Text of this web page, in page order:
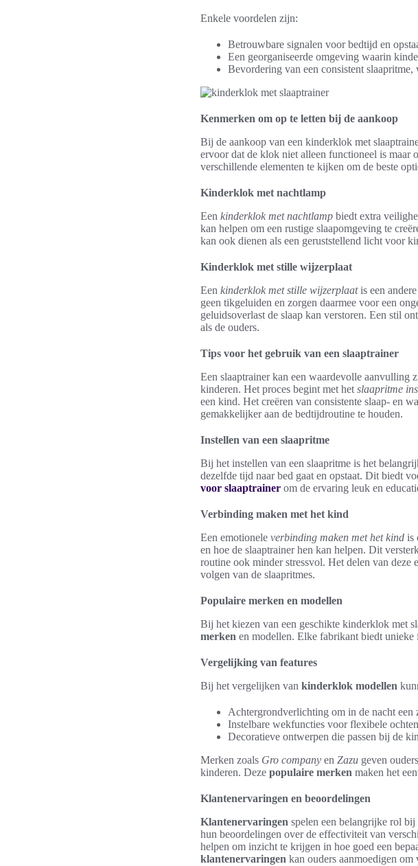
Enkele voordelen zijn:
Betrouwbare signalen voor bedtijd en
Een georganiseerde omgeving waarin
Bevordering van een consistent
Kenmerken om op te letten bij de aankoop
Bij de aankoop van een kinderklok met
ervoor dat de klok niet alleen functioneel is maar
verschillende elementen te kijken om de beste
Kinderklok met nachtlamp
Een kinderklok met nachtlamp biedt extra
kan helpen om een rustige slaapomgeving te
kan ook dienen als een geruststellend licht voor
Kinderklok met stille wijzerplaat
Een kinderklok met stille wijzerplaatis een
geen tikgeluiden en zorgen daarmee voor een
geluidsoverlast de slaap kan verstoren. Een stil
als de ouders.
Tips voor het gebruik van een slaaptrainer
Een slaaptrainer kan een waardevolle aanvulling
kinderen. Het proces begint met hetslaapritme
een kind. Het creëren van consistente slaap- en
gemakkelijker aan de bedtijdroutine te houden.
Instellen van een slaapritme
Bij het instellen van een slaapritme is het
dezelfde tijd naar bed gaat en opstaat. Dit biedt
voor slaaptrainer om de ervaring leuk en
Verbinding maken met het kind
Een emotionele verbinding maken met het kind is
en hoe de slaaptrainer hen kan helpen. Dit
routine ook minder stressvol. Het delen van
volgen van de slaapritmes.
Populaire merken en modellen
Bij het kiezen van een geschikte kinderklok met
merken en modellen. Elke fabrikant biedt unieke
Vergelijking van features
Bij het vergelijken van kinderklok modellen
Achtergrondverlichting om in de nacht een
Instelbare wekfuncties voor flexibele
Decoratieve ontwerpen die passen bij de
Merken zoals Gro company en Zazu geven
kinderen. Deze populaire merken maken het
Klantenervaringen en beoordelingen
Klantenervaringen spelen een belangrijke rol
hun beoordelingen over de effectiviteit van
helpen om inzicht te krijgen in hoe goed een
klantenervaringen kan ouders aanmoedigen